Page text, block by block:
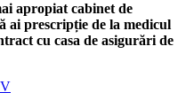
apropiat cabinet de
ai prescripție de la medicul
cu casa de asigurări de